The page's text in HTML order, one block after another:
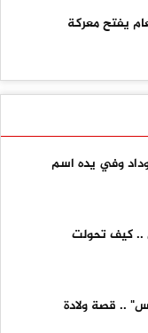
يفتح معركة
وفي يده اسم
كيف تحولت
.. قصة ولادة